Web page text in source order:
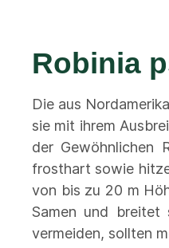
Robinia
Die aus
sie mit ihrem
der Gewöhnlichen
frosthart sowie
von bis zu 20 m
Samen und breitet
vermeiden, sollten